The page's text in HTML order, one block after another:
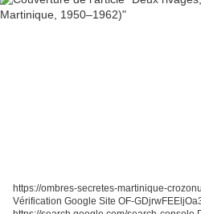
https://ombres-secretes-martinique-
Vérification Google Site OF-